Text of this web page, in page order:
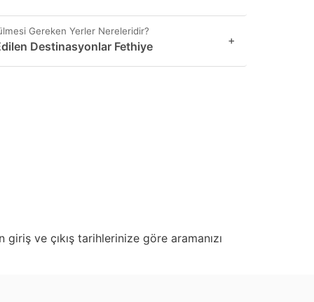
Gereken Yerler Nereleridir?
Destinasyonlar Fethiye +
ve çıkış tarihlerinize göre aramanızı